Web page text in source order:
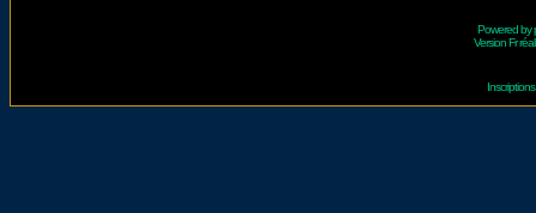
Powered by
Version Fr